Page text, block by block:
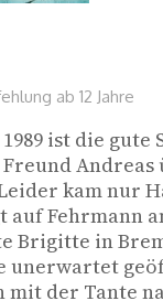
ab 12 Jahre
ist die
Andreas
kam nur
auf Fehrmann
Brigitte in
unerwartet
mit der Tante